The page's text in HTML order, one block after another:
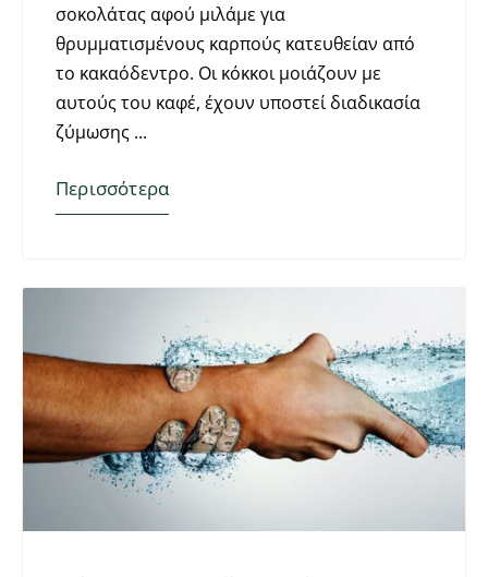
σοκολάτας αφού μιλάμε για
θρυμματισμένους καρπούς κατευθείαν από
το κακαόδεντρο. Οι κόκκοι μοιάζουν με
αυτούς του καφέ, έχουν υποστεί διαδικασία
ζύμωσης
Περισσότερα